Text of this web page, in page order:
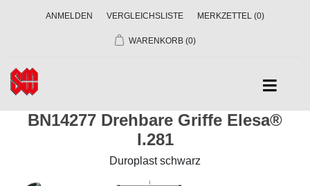
ANMELDEN VERGLEICHSLISTE MERKZETTEL (0)
WARENKORB (0)
BN14277 Drehbare Griffe Elesa®
I.281
Duroplast schwarz